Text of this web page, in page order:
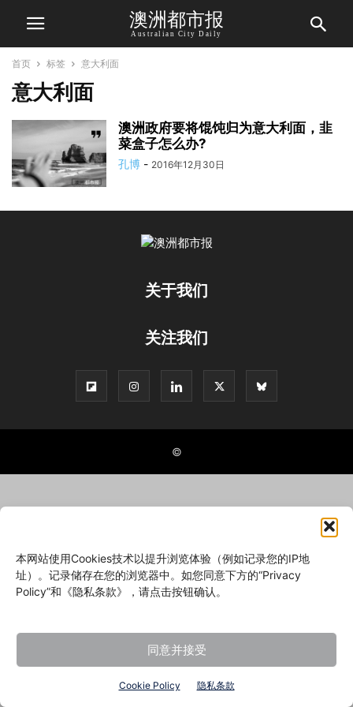
本网站使用Cookies技术以提升浏览体验（例如记录您的IP地
址）。记录储存在您的浏览器中。如您同意下方的“Privacy
Policy”和《隐私条款》，请点击按钮确认。
同意并接受
Cookie Policy 隐私条款
澳洲都市报
Australian City Daily
首页 标签 意大利面
意大利面
澳洲政府要将馄饨归为意大利面，韭
菜盒子怎么办?
孔博 - 2016年12月30日
关于我们
关注我们
©